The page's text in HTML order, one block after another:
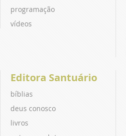
programação
vídeos
Editora Santuário
bíblias
deus conosco
livros